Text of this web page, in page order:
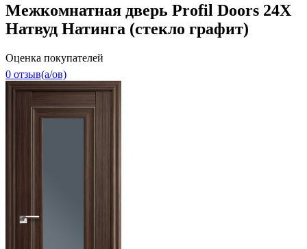
Межкомнатная дверь Profil Doors 24X
Натвуд Натинга (стекло графит)
Оценка покупателей
0 отзыв(a/ов)